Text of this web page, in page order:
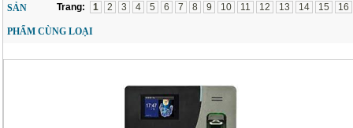
Trang: 1 2 3 4 5 6 7 8 9 10 11 12 13 14 15 16
SẢN
PHẨM CÙNG LOẠI